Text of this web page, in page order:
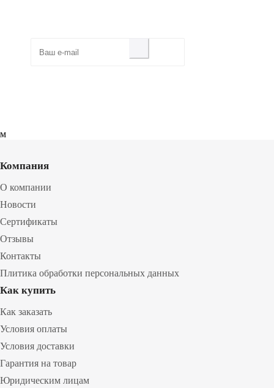
м
Компания
О компании
Новости
Сертификаты
Отзывы
Контакты
Плитика обработки персональных данных
Как купить
Как заказать
Условия оплаты
Условия доставки
Гарантия на товар
Юридическим лицам